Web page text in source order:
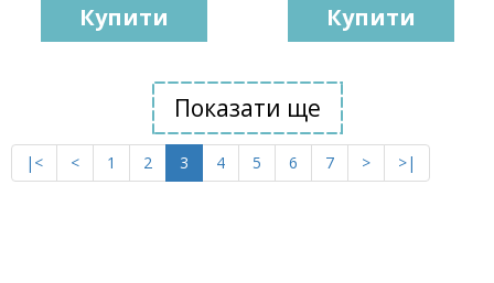
Купити Купити
Показати ще
|< < 1 2 3 4 5 6 7 > >|